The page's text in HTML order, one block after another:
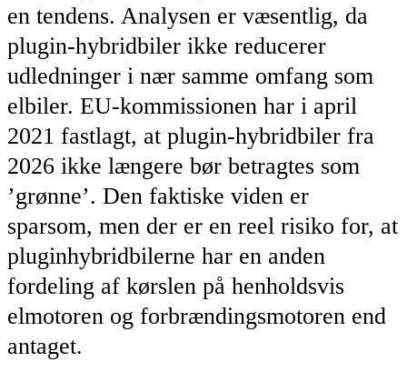
en tendens. Analysen er væsentlig, da
plugin-hybridbiler ikke reducerer
udledninger i nær samme omfang som
elbiler. EU-kommissionen har i april
2021 fastlagt, at plugin-hybridbiler fra
2026 ikke længere bør betragtes som
’grønne’. Den faktiske viden er
sparsom, men der er en reel risiko for, at
pluginhybridbilerne har en anden
fordeling af kørslen på henholdsvis
elmotoren og forbrændingsmotoren end
antaget.